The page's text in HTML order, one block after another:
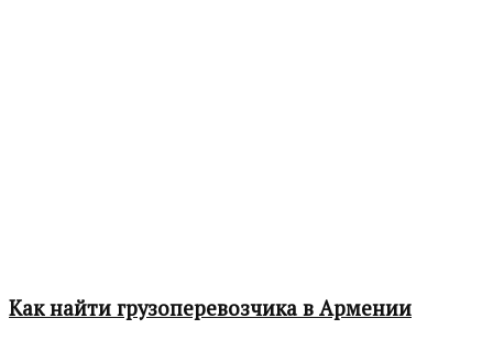
Как найти грузоперевозчика в Армении